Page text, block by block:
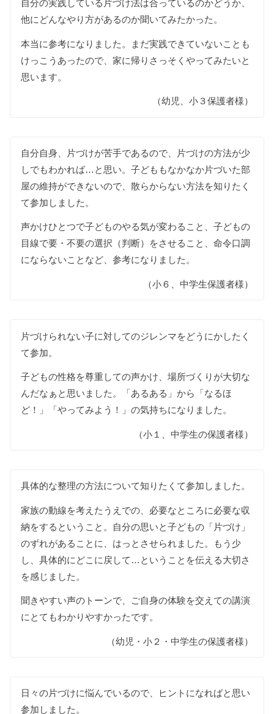
自分の実践している片づけ法は合っているのかどうか、
他にどんなやり方があるのか聞いてみたかった。
本当に参考になりました。まだ実践できていないことも
けっこうあったので、家に帰りさっそくやってみたいと
思います。
（幼児、小３保護者様）
自分自身、片づけが苦手であるので、片づけの方法が少
しでもわかれば…と思い。子どももなかなか片づいた部
屋の維持ができないので、散らからない方法を知りたく
て参加しました。
声かけひとつで子どものやる気が変わること、子どもの
目線で要・不要の選択（判断）をさせること、命令口調
にならないことなど、参考になりました。
（小６、中学生保護者様）
片づけられない子に対してのジレンマをどうにかしたく
て参加。
子どもの性格を尊重しての声かけ、場所づくりが大切な
んだなぁと思いました。「あるある」から「なるほ
ど！」「やってみよう！」の気持ちになりました。
（小１、中学生の保護者様）
具体的な整理の方法について知りたくて参加しました。
家族の動線を考えたうえでの、必要なところに必要な収
納をするということ。自分の思いと子どもの「片づけ」
のずれがあることに、はっとさせられました。もう少
し、具体的にどこに戻して…ということを伝える大切さ
を感じました。
聞きやすい声のトーンで、ご自身の体験を交えての講演
にとてもわかりやすかったです。
（幼児・小２・中学生の保護者様）
日々の片づけに悩んでいるので、ヒントになればと思い
参加しました。